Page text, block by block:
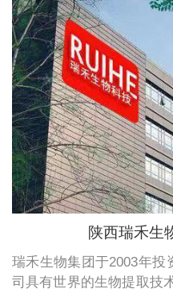
茶”、“福咻咻”等。致力
遗产。
陕西瑞禾生
瑞禾生物集团于2003年投
司具有世界的生物提取技